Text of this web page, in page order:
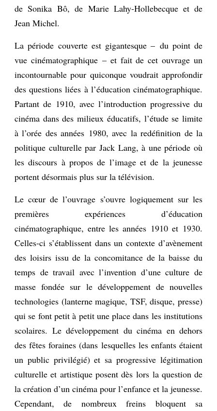
de Sonika Bô, de Marie Lahy-Hollebecque et de
Jean Michel.
La période couverte est gigantesque – du point de
vue cinématographique – et fait de cet ouvrage un
incontournable pour quiconque voudrait approfondir
des questions liées à l’éducation cinématographique.
Partant de 1910, avec l’introduction progressive du
cinéma dans des milieux éducatifs, l’étude se limite
à l’orée des années 1980, avec la redéfinition de la
politique culturelle par Jack Lang, à une période où
les discours à propos de l’image et de la jeunesse
portent désormais plus sur la télévision.
Le cœur de l’ouvrage s’ouvre logiquement sur les
premières expériences d’éducation
cinématographique, entre les années 1910 et 1930.
Celles-ci s’établissent dans un contexte d’avènement
des loisirs issu de la concomitance de la baisse du
temps de travail avec l’invention d’une culture de
masse fondée sur le développement de nouvelles
technologies (lanterne magique, TSF, disque, presse)
qui se font petit à petit une place dans les institutions
scolaires. Le développement du cinéma en dehors
des fêtes foraines (dans lesquelles les enfants étaient
un public privilégié) et sa progressive légitimation
culturelle et artistique posent dès lors la question de
la création d’un cinéma pour l’enfance et la jeunesse.
Cependant, de nombreux freins bloquent sa